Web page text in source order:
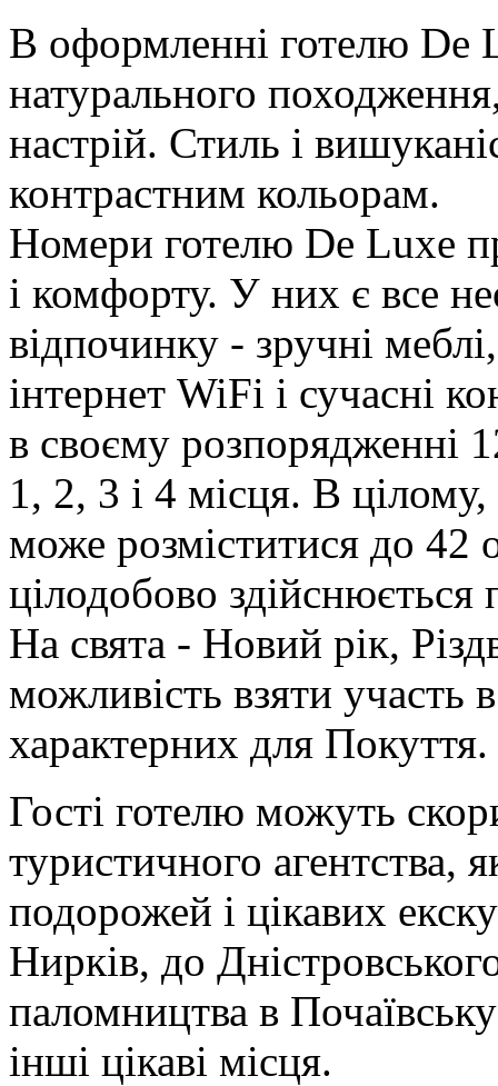
В оформленні готелю De
натурального
настрій. Стиль і
контрастним кольорам.
Номери готелю De Luxe
і комфорту. У них є все
відпочинку - зручні
інтернет WiFi і сучасні
в своєму розпорядженні
1, 2, 3 і 4 місця. В
може розміститися до 42
цілодобово здійснюється
На свята - Новий рік,
можливість взяти участь
характерних для Покуття.
Гості готелю можуть
туристичного агентства,
подорожей і цікавих
Нирків, до
паломництва в
інші цікаві місця.